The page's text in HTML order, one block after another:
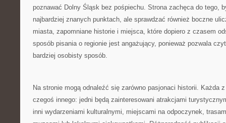
poznawać Dolny Śląsk bez pośpiechu. Strona zachęca do tego,
najbardziej znanych punktach, ale sprawdzać również boczne
miasta, zapomniane historie i miejsca, które dopiero z czasem
sposób pisania o regionie jest angażujący, ponieważ pozwala
bardziej osobisty sposób.
Na stronie mogą odnaleźć się zarówno pasjonaci historii. Każda
czegoś innego: jedni będą zainteresowani atrakcjami
inni wydarzeniami kulturalnymi, miejscami na odpoczynek,